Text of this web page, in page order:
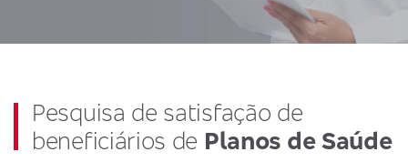
Pesquisa de satisfação de
beneficiários de Planos de Saúde